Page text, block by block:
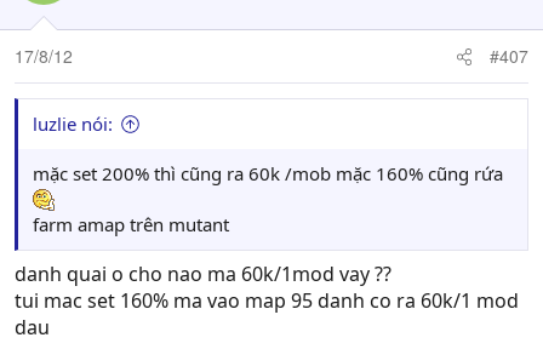
17/8/12 #407
luzlie nói:
mặc set 200% thì cũng ra 60k /mob mặc 160% cũng rứa
farm amap trên mutant
danh quai o cho nao ma 60k/1mod vay ??
tui mac set 160% ma vao map 95 danh co ra 60k/1 mod
dau